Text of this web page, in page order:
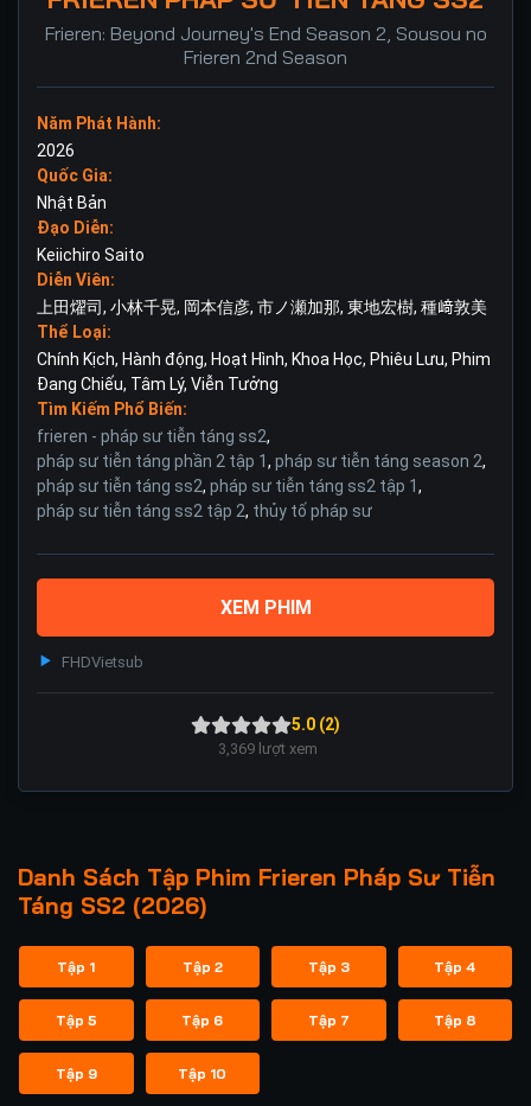
Frieren: Beyond Journey's End Season 2, Sousou no
Frieren 2nd Season
Năm Phát Hành:
2026
Quốc Gia:
Nhật Bản
Đạo Diễn:
Keiichiro Saito
Diễn Viên:
上田燿司, 小林千晃, 岡本信彦, 市ノ瀬加那, 東地宏樹, 種﨑敦美
Thể Loại:
Chính Kịch, Hành động, Hoạt Hình, Khoa Học, Phiêu Lưu, Phim
Đang Chiếu, Tâm Lý, Viễn Tưởng
Tìm Kiếm Phổ Biến:
frieren - pháp sư tiễn táng ss2,
pháp sư tiễn táng phần 2 tập 1 , pháp sư tiễn táng season 2,
pháp sư tiễn táng ss2, pháp sư tiễn táng ss2 tập 1 ,
pháp sư tiễn táng ss2 tập 2, thủy tố pháp sư
XEM PHIM
FHDVietsub
5.0 (2)
3,369 lượt xem
Danh Sách Tập Phim Frieren Pháp Sư Tiễn
Táng SS2 (2026)
Tập 1 Tập 2 Tập 3 Tập 4
Tập 5 Tập 6 Tập 7 Tập 8
Tập 9 Tập 10